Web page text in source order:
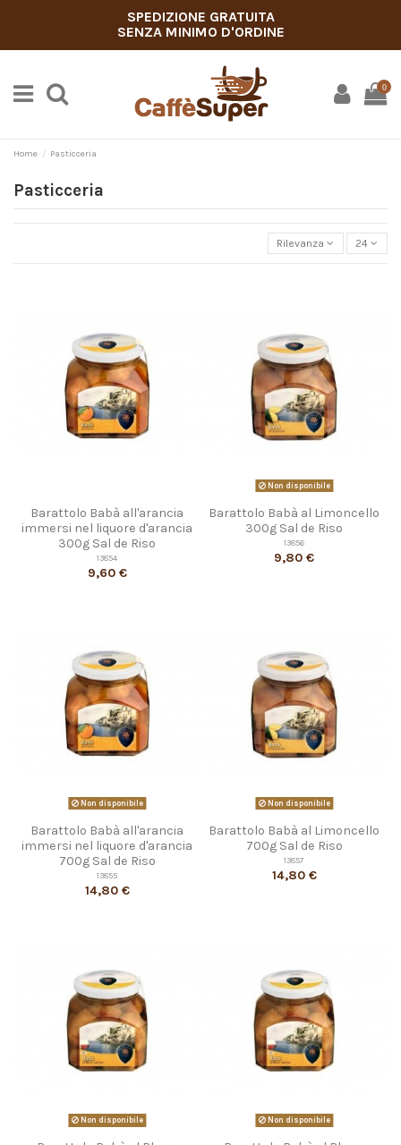
SPEDIZIONE GRATUITA
SENZA MINIMO D'ORDINE
0
Home Pasticceria
Pasticceria
Rilevanza 24
Barattolo Babà all'arancia
immersi nel liquore d'arancia
300g Sal de Riso
13854
9,60 €
Non disponibile
Barattolo Babà al Limoncello
300g Sal de Riso
13856
9,80 €
Non disponibile
Barattolo Babà all'arancia
immersi nel liquore d'arancia
700g Sal de Riso
13855
14,80 €
Non disponibile
Barattolo Babà al Limoncello
700g Sal de Riso
13857
14,80 €
Non disponibile Non disponibile